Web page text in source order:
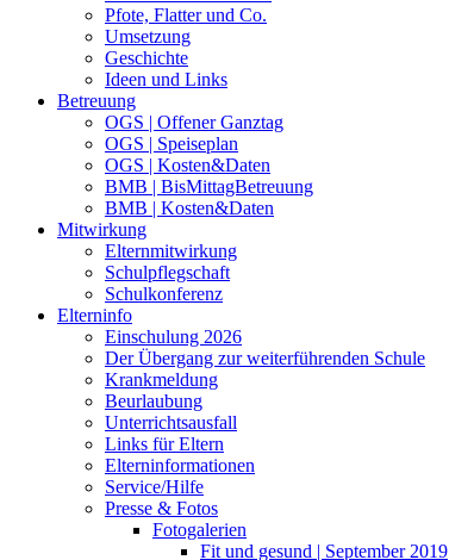
Pfote, Flatter und Co.
Umsetzung
Geschichte
Ideen und Links
Betreuung
OGS | Offener Ganztag
OGS | Speiseplan
OGS | Kosten&Daten
BMB | BisMittagBetreuung
BMB | Kosten&Daten
Mitwirkung
Elternmitwirkung
Schulpflegschaft
Schulkonferenz
Elterninfo
Einschulung 2026
Der Übergang zur weiterführenden Schule
Krankmeldung
Beurlaubung
Unterrichtsausfall
Links für Eltern
Elterninformationen
Service/Hilfe
Presse & Fotos
Fotogalerien
Fit und gesund | September 2019